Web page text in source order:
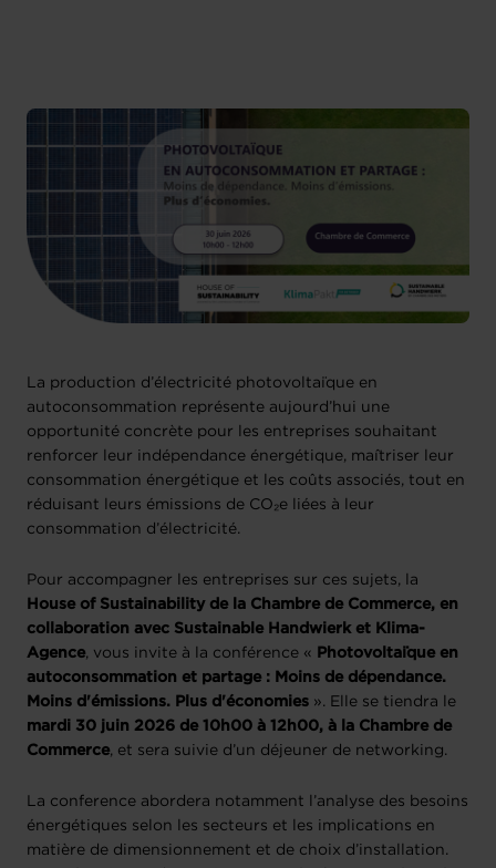
La production d’électricité photovoltaïque en
autoconsommation représente aujourd’hui une
opportunité concrète pour les entreprises souhaitant
renforcer leur indépendance énergétique, maîtriser leur
consommation énergétique et les coûts associés, tout en
réduisant leurs émissions de CO₂e liées à leur
consommation d’électricité.
Pour accompagner les entreprises sur ces sujets, la
House of Sustainability de la Chambre de Commerce, en
collaboration avec Sustainable Handwierk et Klima-
Agence, vous invite à la conférence «
Photovoltaïque en
autoconsommation et partage : Moins de dépendance.
Moins d'émissions. Plus d'économies ». Elle se tiendra le
mardi 30 juin 2026 de 10h00 à 12h00, à la Chambre de
Commerce, et sera suivie d’un déjeuner de networking.
La conference abordera notamment l’analyse des besoins
énergétiques selon les secteurs et les implications en
matière de dimensionnement et de choix d’installation.